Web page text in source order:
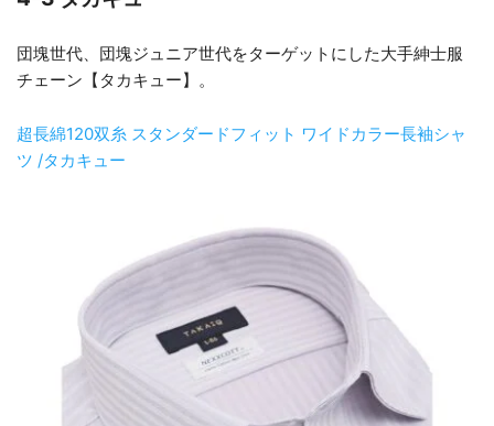
団塊世代、団塊ジュニア世代をターゲットにした大手紳士服
チェーン【タカキュー】。
超長綿120双糸 スタンダードフィット ワイドカラー長袖シャ
ツ /タカキュー